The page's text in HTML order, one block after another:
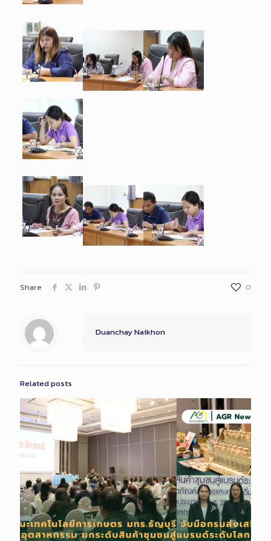
Share 0
Duanchay Naikhon
Related posts